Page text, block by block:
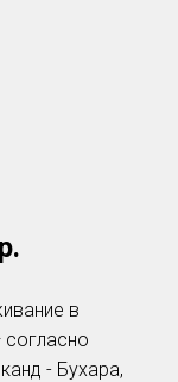
в
согласно
- Бухара,